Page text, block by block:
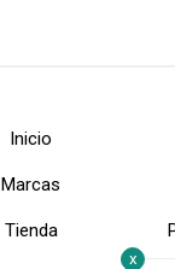
Inicio
Marcas
Tienda
x